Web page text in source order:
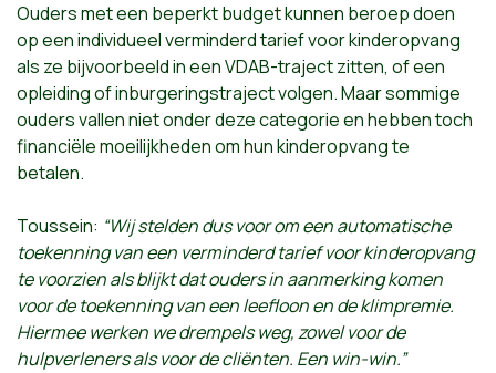
Ouders met een beperkt budget kunnen beroep doen
op een individueel verminderd tarief voor kinderopvang
als ze bijvoorbeeld in een VDAB-traject zitten, of een
opleiding of inburgeringstraject volgen. Maar sommige
ouders vallen niet onder deze categorie en hebben toch
financiële moeilijkheden om hun kinderopvang te
betalen.
Toussein: “Wij stelden dus voor om een automatische
toekenning van een verminderd tarief voor kinderopvang
te voorzien als blijkt dat ouders in aanmerking komen
voor de toekenning van een leefloon en de klimpremie.
Hiermee werken we drempels weg, zowel voor de
hulpverleners als voor de cliënten. Een win-win.”